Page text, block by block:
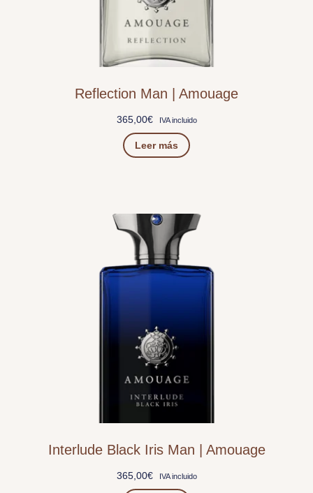
Reflection Man | Amouage
365,00€ IVA incluido
Leer más
Interlude Black Iris Man | Amouage
365,00€ IVA incluido